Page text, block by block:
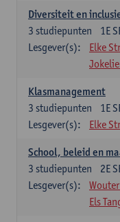
Diversiteit en
1E
3 studiepunten
Lesgever(s):
Elke
Klasmanagement
1E
3 studiepunten
Lesgever(s):
Elke
School, beleid en
2E
3 studiepunten
Lesgever(s):
Els